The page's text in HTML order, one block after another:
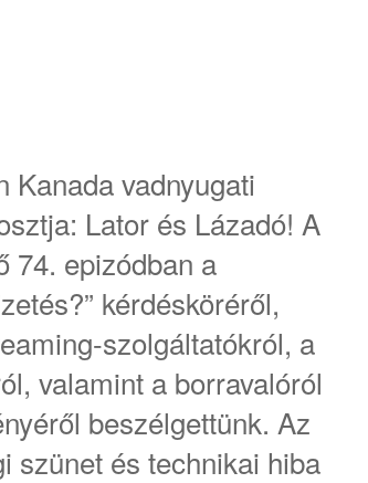
Kanada vadnyugati
Lator és Lázadó! A
74. epizódban a
kérdésköréről,
szolgáltatókról, a
valamint a borravalóról
beszélgettünk. Az
szünet és technikai hiba